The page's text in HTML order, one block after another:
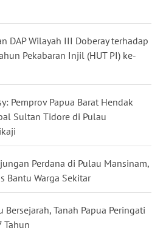
DAP Wilayah III Doberay terhadap
Pekabaran Injil (HUT PI) ke-
Pemprov Papua Barat Hendak
Sultan Tidore di Pulau
Perdana di Pulau Mansinam,
Bantu Warga Sekitar
Tanah Papua Peringati
Tahun